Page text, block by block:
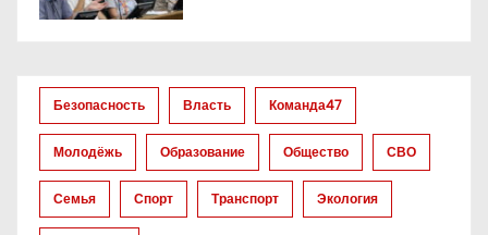
о
а
п
Безопасность Власть Команда47
Молодёжь Образование Общество СВО
Семья Спорт Транспорт Экология